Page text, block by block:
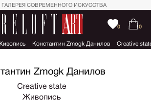
СОВРЕМЕННОГО ИСКУССТВА
0 0
Константин Zmogk Данилов Creative
Zmogk Данилов
Creative state
Живопись